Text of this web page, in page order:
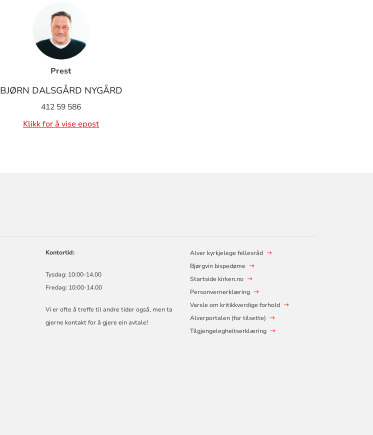
Prest
BJØRN DALSGÅRD NYGÅRD
412 59 586
Klikk for å vise epost
Kontortid:
Tysdag: 10:00-14.00
Fredag: 10:00-14.00
Vi er ofte å treffe til andre tider også, men ta
gjerne kontakt for å gjere ein avtale!
Alver kyrkjelege fellesråd
Bjørgvin bispedøme
Startside kirken.no
Personvernerklæring
Varsle om kritikkverdige forhold
Alverportalen (for tilsette)
Tilgjengelegheitserklæring